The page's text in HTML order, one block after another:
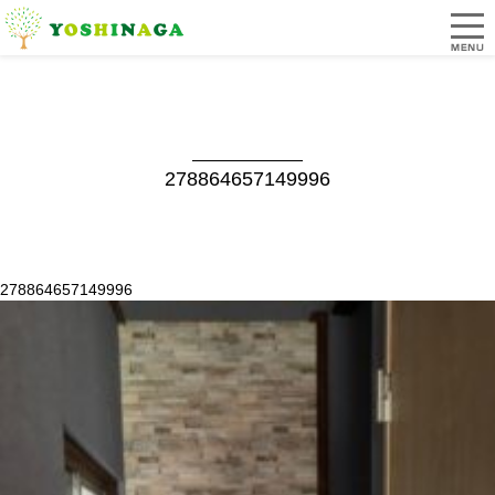
278864657149996
278864657149996